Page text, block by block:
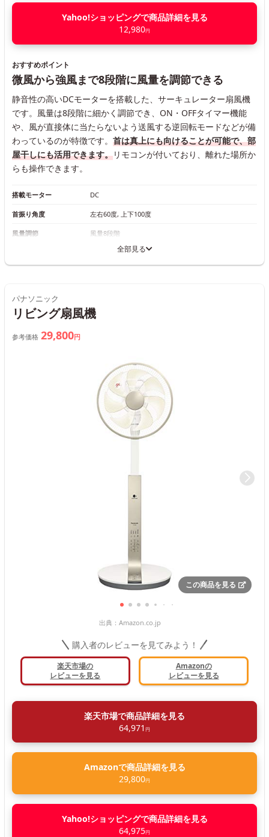
Yahoo!ショッピングで商品詳細を見る
12,980円
おすすめポイント
微風から強風まで8段階に風量を調節できる
静音性の高いDCモーターを搭載した、サーキュレーター扇風機
です。風量は8段階に細かく調節でき、ON・OFFタイマー機能
や、風が直接体に当たらないよう送風する逆回転モードなどが備
わっているのが特徴です。 首は真上にも向けることが可能で、部
屋干しにも活用できます。リモコンが付いており、離れた場所か
らも操作できます。
搭載モーター DC
首振り角度 左右60度, 上下100度
風量調節 風量8段階
全部見る
パナソニック
リビング扇風機
参考価格 29,800円
この商品を見る
出典： Amazon.co.jp
購入者のレビューを見てみよう！
楽天市場の
レビューを見る
Amazonの
レビューを見る
楽天市場で商品詳細を見る
64,971 円
Amazonで商品詳細を見る
29,800円
Yahoo!ショッピングで商品詳細を見る
64,975円